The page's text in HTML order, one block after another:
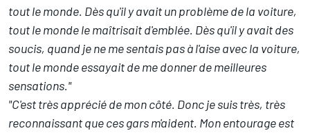
tout le monde. Dès qu'il y avait un problème de la voiture,
tout le monde le maîtrisait d'emblée. Dès qu'il y avait des
soucis, quand je ne me sentais pas à l'aise avec la voiture,
tout le monde essayait de me donner de meilleures
sensations."
"C'est très apprécié de mon côté. Donc je suis très, très
reconnaissant que ces gars m'aident. Mon entourage est